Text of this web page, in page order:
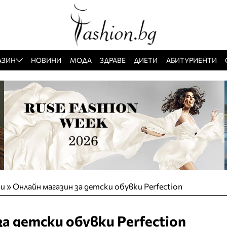
НОВИНИ МОДА ЗДРАВЕ ДИЕТИ АБИТУРИЕНТИ
»Онлайн магазин за детски обувки Perfection
детски обувки Perfection